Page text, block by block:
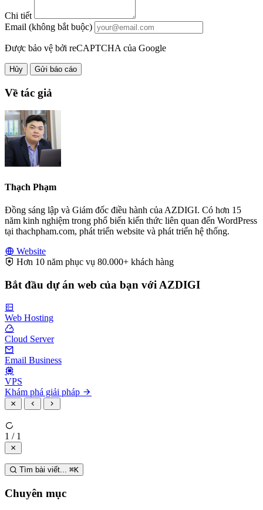
Chi tiết
Email (không bắt buộc)
Được bảo vệ bởi reCAPTCHA của Google
Hủy Gửi báo cáo
Về tác giả
Thạch Phạm
Đồng sáng lập và Giám đốc điều hành của AZDIGI. Có hơn 15
năm kinh nghiệm trong phổ biến kiến thức liên quan đến WordPress
tại thachpham.com, phát triển website và phát triển hệ thống.
Website
Hơn 10 năm phục vụ 80.000+ khách hàng
Bắt đầu dự án web của bạn với AZDIGI
Web Hosting
Cloud Server
Email Business
VPS
Khám phá giải pháp
1 / 1
Tìm bài viết... ⌘K
Chuyên mục